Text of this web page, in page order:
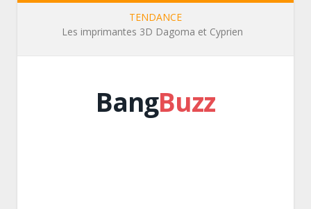
TENDANCE
Le dernier Zap de Spi0n
BangBuzz